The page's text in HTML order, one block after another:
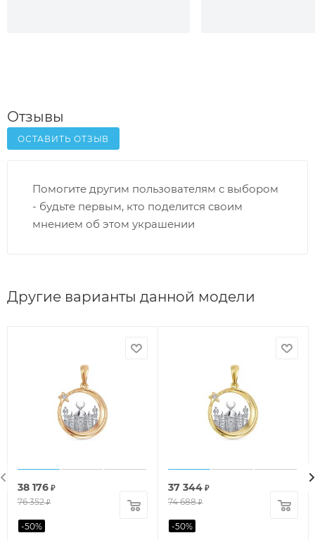
Отзывы
ОСТАВИТЬ ОТЗЫВ
Помогите другим пользователям с выбором
- будьте первым, кто поделится своим
мнением об этом украшении
Другие варианты данной модели
38 176 ₽
76 352₽
-50%
37 344 ₽
74 688₽
-50%